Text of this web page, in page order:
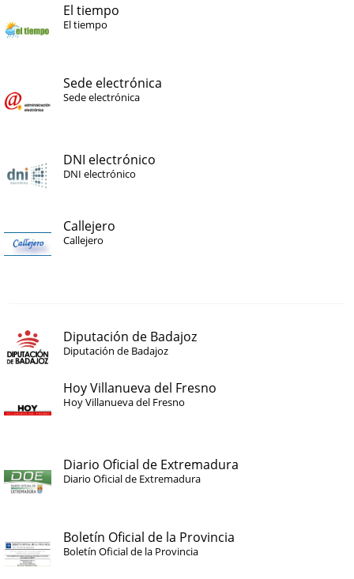
El tiempo
El tiempo
Sede electrónica
Sede electrónica
DNI electrónico
DNI electrónico
Callejero
Callejero
Diputación de Badajoz
Diputación de Badajoz
Hoy Villanueva del Fresno
Hoy Villanueva del Fresno
Diario Oficial de Extremadura
Diario Oficial de Extremadura
Boletín Oficial de la Provincia
Boletín Oficial de la Provincia